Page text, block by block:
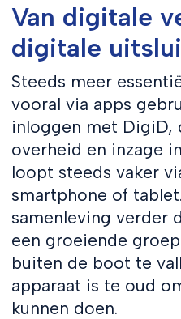
Van digitale
digitale
Steeds meer
vooral via apps
inloggen met DigiD,
overheid en inzage
loopt steeds vaker
smartphone of
samenleving verder
een groeiende
buiten de boot te
apparaat is te oud
kunnen doen.